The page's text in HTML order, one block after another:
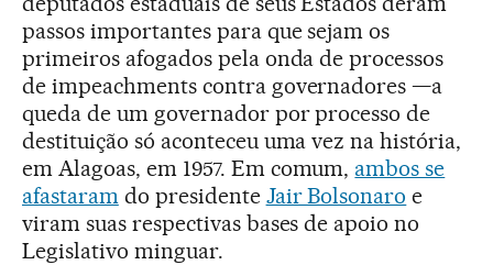
passos importantes para que sejam os
primeiros afogados pela onda de processos
de impeachments contra governadores —a
queda de um governador por processo de
destituição só aconteceu uma vez na história,
em Alagoas, em 1957. Em comum, ambos se
afastaramdo presidente Jair Bolsonaro e
viram suas respectivas bases de apoio no
Legislativo minguar.